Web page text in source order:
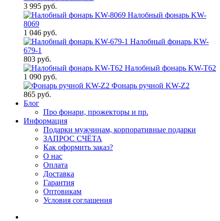
3 995 руб.
Налобный фонарь KW-
8069
1 046 руб.
Налобный фонарь KW-
679-1
803 руб.
Налобный фонарь KW-T62
1 090 руб.
Фонарь ручной KW-Z2
865 руб.
Блог
Про фонари, прожекторы и пр.
Информация
Подарки мужчинам, корпоративные подарки
ЗАПРОС СЧЁТА
Как оформить заказ?
О нас
Оплата
Доставка
Гарантия
Оптовикам
Условия соглашения